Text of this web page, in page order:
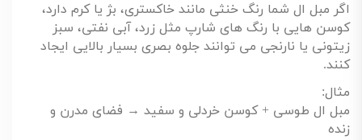
اگر مبل ال شما رنگ خنثی مانند خاکستری، بژ یا کرم دارد،
کوسن هایی با رنگ های شارپ مثل زرد، آبی نفتی، سبز
زیتونی یا نارنجی می توانند جلوه بصری بسیار بالایی ایجاد
کنند.
مثال:
مبل ال طوسی + کوسن خردلی و سفید → فضای مدرن و
زنده